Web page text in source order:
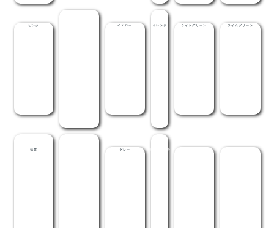
ピンク イエロー オレンジ ライトグリーン ライムグリーン
抹茶 グレー
ライトブラウ